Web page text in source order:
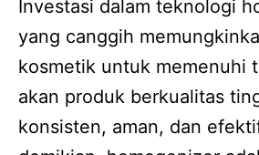
Investasi dalam teknologi
yang canggih
kosmetik untuk memenuhi
akan produk berkualitas
konsisten, aman, dan